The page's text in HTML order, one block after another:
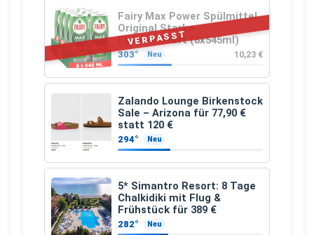
VERPASST
Fairy Max Power Spülmittel
Original Starke
Fettlösekraft (8x545ml)
303° Neu 10,23 €
Zalando Lounge Birkenstock
Sale – Arizona für 77,90 €
statt 120 €
294° Neu
5* Simantro Resort: 8 Tage
Chalkidiki mit Flug &
Frühstück für 389 €
282° Neu